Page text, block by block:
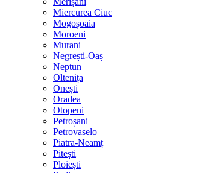
Miercurea Ciuc
Mogoșoaia
Moroeni
Murani
Negrești-Oaș
Neptun
Oltenița
Onești
Oradea
Otopeni
Petroșani
Petrovaselo
Piatra-Neamț
Pitești
Ploiești